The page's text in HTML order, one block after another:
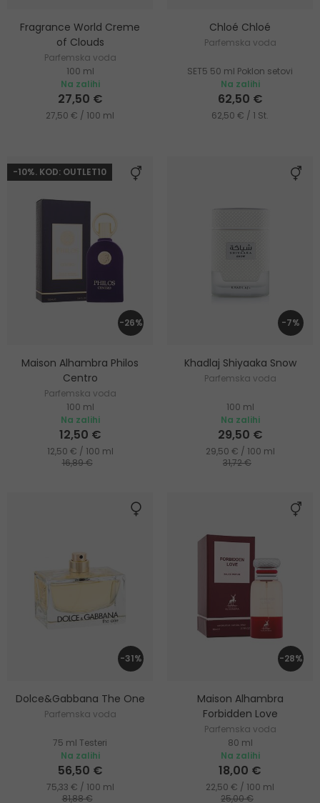
Fragrance World Creme
of Clouds
Parfemska voda
100 ml
Na zalihi
27,50 €
27,50 € / 100 ml
Chloé Chloé
Parfemska voda
SET5 50 ml Poklon setovi
Na zalihi
62,50 €
62,50 € / 1 St.
-10%. KOD: OUTLET10
-26%
Maison Alhambra Philos
Centro
Parfemska voda
100 ml
Na zalihi
12,50 €
12,50 € / 100 ml
16,89 €
-7%
Khadlaj Shiyaaka Snow
Parfemska voda
100 ml
Na zalihi
29,50 €
29,50 € / 100 ml
31,72 €
-31%
Dolce&Gabbana The One
Parfemska voda
75 ml Testeri
Na zalihi
56,50 €
75,33 € / 100 ml
81,88 €
-28%
Maison Alhambra
Forbidden Love
Parfemska voda
80 ml
Na zalihi
18,00 €
22,50 € / 100 ml
25,00 €